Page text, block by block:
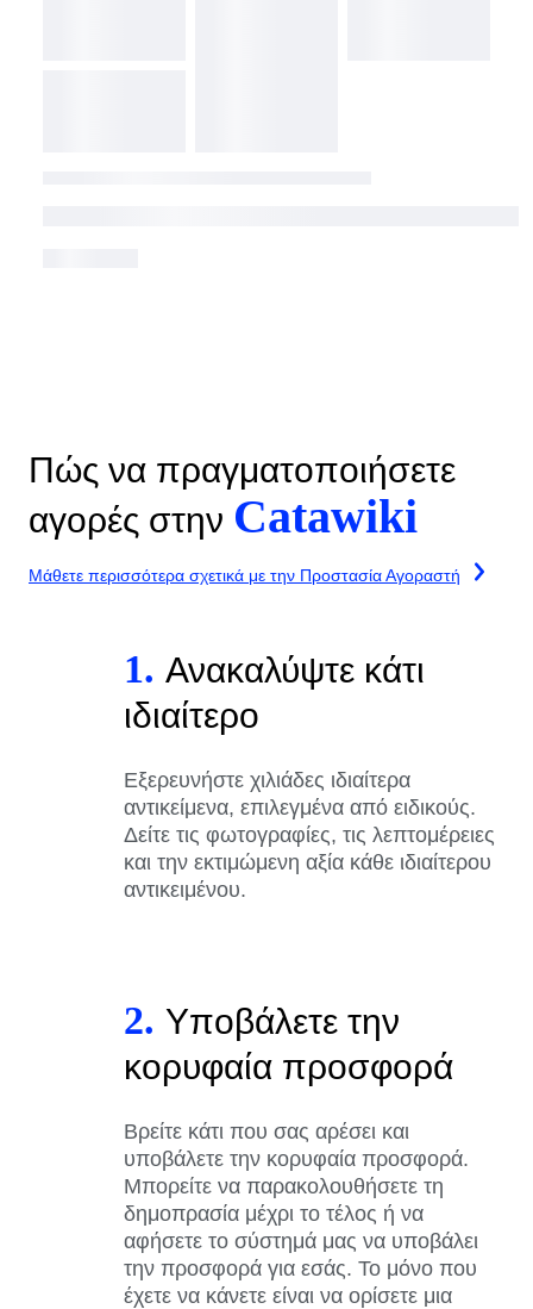
Πώς να πραγματοποιήσετε
αγορές στην Catawiki
Μάθετε περισσότερα σχετικά με την Προστασία Αγοραστή
1. Ανακαλύψτε κάτι
ιδιαίτερο
Εξερευνήστε χιλιάδες ιδιαίτερα
αντικείμενα, επιλεγμένα από ειδικούς.
Δείτε τις φωτογραφίες, τις λεπτομέρειες
και την εκτιμώμενη αξία κάθε ιδιαίτερου
αντικειμένου.
2. Υποβάλετε την
κορυφαία προσφορά
Βρείτε κάτι που σας αρέσει και
υποβάλετε την κορυφαία προσφορά.
Μπορείτε να παρακολουθήσετε τη
δημοπρασία μέχρι το τέλος ή να
αφήσετε το σύστημά μας να υποβάλει
την προσφορά για εσάς. Το μόνο που
έχετε να κάνετε είναι να ορίσετε μια